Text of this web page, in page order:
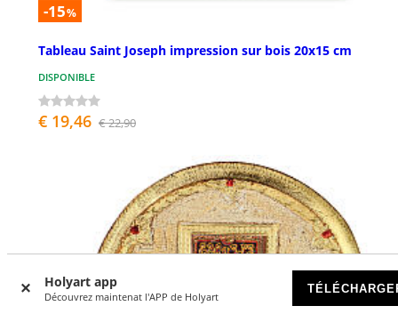
Holyart app
Découvrez maintenat l'APP de Holyart
-15%
Tableau Saint Joseph impression sur bois 20x15 cm
DISPONIBLE
€ 19,46 € 22,90